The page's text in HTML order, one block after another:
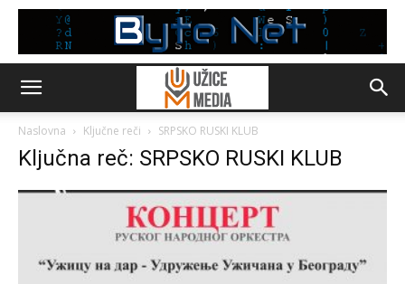
Naslovna Ključne reči SRPSKO RUSKI KLUB
Ključna reč: SRPSKO RUSKI KLUB